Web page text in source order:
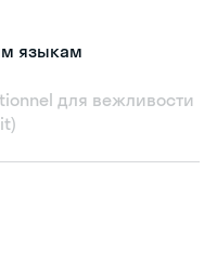
языкам
для вежливости